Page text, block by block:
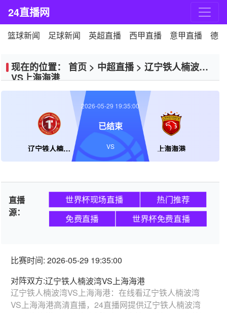
24直播网
篮球新闻 足球新闻 英超直播 西甲直播 意甲直播 德
现在的位置： 首页 > 中超直播> 辽宁铁人楠波湾
VS上海海港
辽宁铁人楠波湾 上海海港
2026-05-29 19:35:00
已结束
VS
直播
源：
世界杯现场直播
热门推荐
免费直播
世界杯免费直播
比赛时间: 2026-05-29 19:35:00
对阵双方:辽宁铁人楠波湾VS上海海港
辽宁铁人楠波湾VS上海海港：在线看辽宁铁人楠波湾
VS上海海港高清直播，24直播网提供辽宁铁人楠波湾